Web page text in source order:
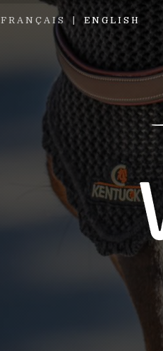
FRANÇAIS ENGLISH